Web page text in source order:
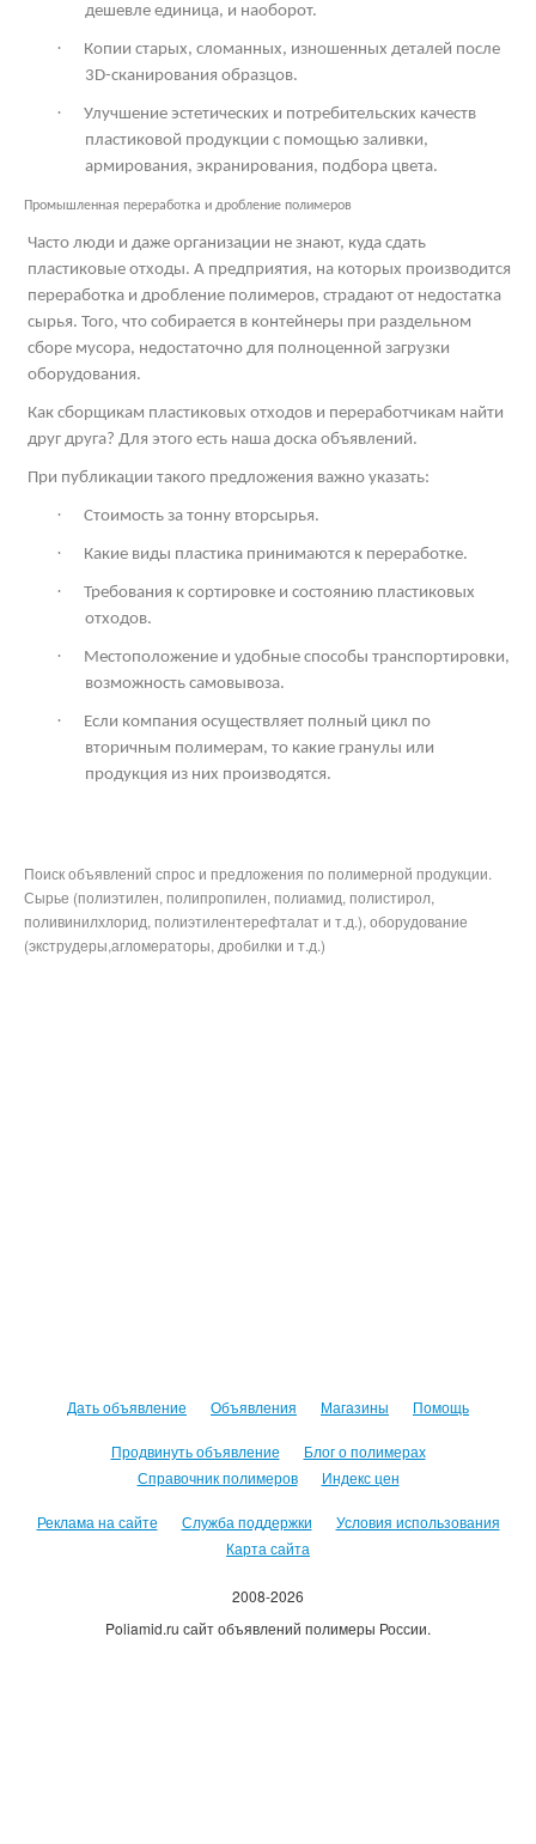
дешевле единица, и наоборот.
·
Копии старых, сломанных, изношенных деталей после
3D-сканирования образцов.
·
Улучшение эстетических и потребительских качеств
пластиковой продукции с помощью заливки,
армирования, экранирования, подбора цвета.
Промышленная переработка и дробление полимеров
Часто люди и даже организации не знают, куда сдать
пластиковые отходы. А предприятия, на которых производится
переработка и дробление полимеров, страдают от недостатка
сырья. Того, что собирается в контейнеры при раздельном
сборе мусора, недостаточно для полноценной загрузки
оборудования.
Как сборщикам пластиковых отходов и переработчикам найти
друг друга? Для этого есть наша доска объявлений.
При публикации такого предложения важно указать:
· Стоимость за тонну вторсырья.
· Какие виды пластика принимаются к переработке.
·
Требования к сортировке и состоянию пластиковых
отходов.
·
Местоположение и удобные способы транспортировки,
возможность самовывоза.
·
Если компания осуществляет полный цикл по
вторичным полимерам, то какие гранулы или
продукция из них производятся.
Поиск объявлений спрос и предложения по полимерной продукции.
Сырье (полиэтилен, полипропилен, полиамид, полистирол,
поливинилхлорид, полиэтилентерефталат и т.д.), оборудование
(экструдеры,агломераторы, дробилки и т.д.)
Дать объявление Объявления Магазины Помощь
Продвинуть объявление
Блог о полимерах
Справочник полимеров
Индекс цен
Реклама на сайте Служба поддержки
Условия использования
Карта сайта
2008-2026
Poliamid.ru сайт объявлений полимеры России.